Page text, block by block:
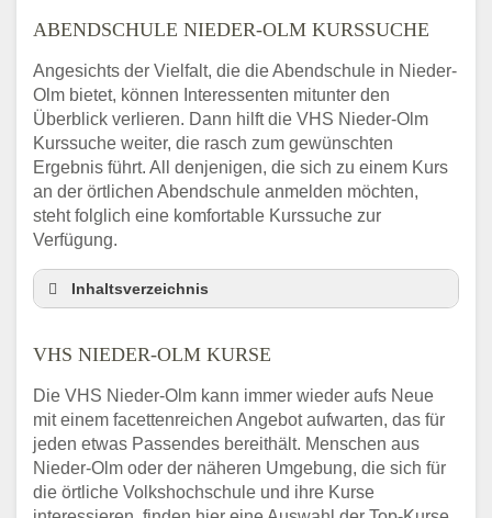
ABENDSCHULE NIEDER-OLM KURSSUCHE
Angesichts der Vielfalt, die die Abendschule in Nieder-
Olm bietet, können Interessenten mitunter den
Überblick verlieren. Dann hilft die VHS Nieder-Olm
Kurssuche weiter, die rasch zum gewünschten
Ergebnis führt. All denjenigen, die sich zu einem Kurs
an der örtlichen Abendschule anmelden möchten,
steht folglich eine komfortable Kurssuche zur
Verfügung.
Inhaltsverzeichnis
Umgebung
Abendschule Nieder-Olm Kurssuche
VHS Nieder-Olm Kurse
VHS Nieder-Olm – Öffnungszeiten und
Telefonnummer
VHS NIEDER-OLM KURSE
Die VHS Nieder-Olm kann immer wieder aufs Neue
mit einem facettenreichen Angebot aufwarten, das für
jeden etwas Passendes bereithält. Menschen aus
Nieder-Olm oder der näheren Umgebung, die sich für
die örtliche Volkshochschule und ihre Kurse